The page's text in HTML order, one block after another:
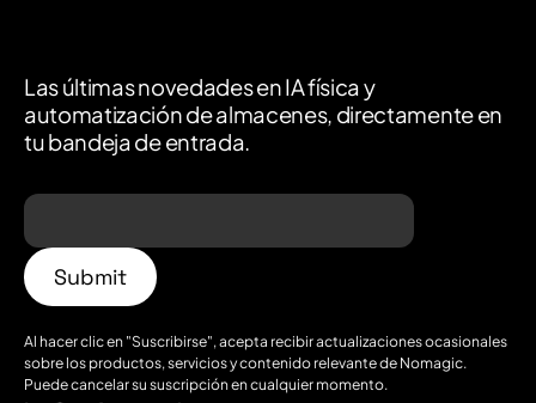
Las últimas novedades en IA física y
automatización de almacenes, directamente en
tu bandeja de entrada.
Al hacer clic en "Suscribirse", acepta recibir actualizaciones ocasionales
sobre los productos, servicios y contenido relevante de Nomagic.
Puede cancelar su suscripción en cualquier momento.